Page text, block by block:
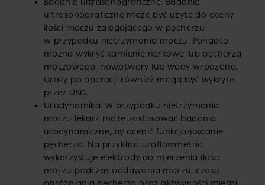
Badanie ultrasonograficzne. Badanie
ultrasonograficzne może być użyte do oceny
ilości moczu zalegającego w pęcherzu
w przypadku nietrzymania moczu. Ponadto
można wykryć kamienie nerkowe lub pęcherza
moczowego, nowotwory lub wady wrodzone.
Urazy po operacji również mogą być wykryte
przez USG.
Urodynamika. W przypadku nietrzymania
moczu lekarz może zastosować badania
urodynamiczne, by ocenić funkcjonowanie
pęcherza. Na przykład uroflowmetria
wykorzystuje elektrody do mierzenia ilości
moczu podczas oddawania moczu, czasu